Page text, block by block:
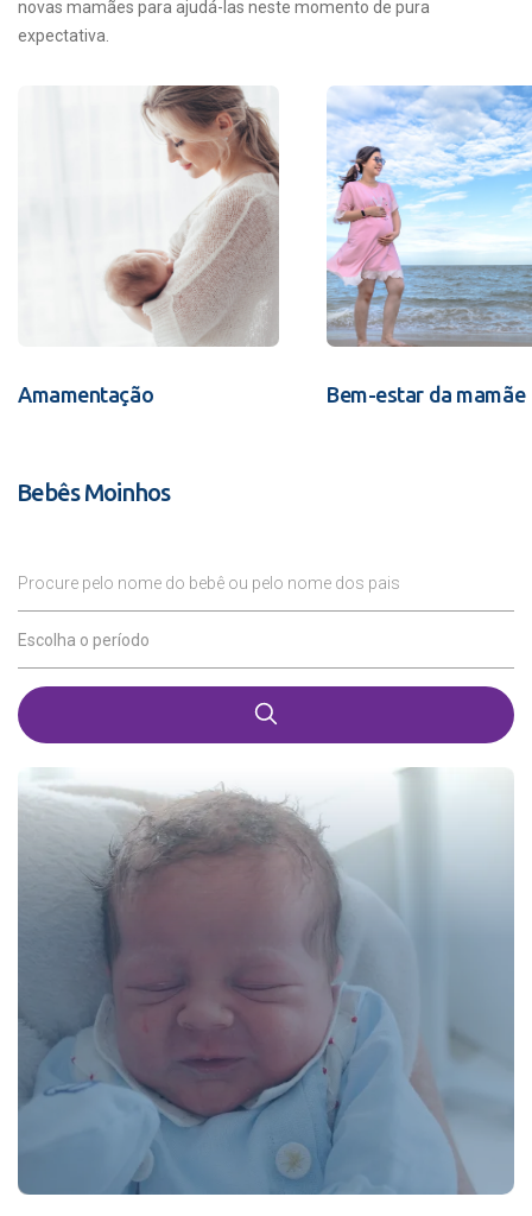
novas mamães para ajudá-las neste momento de pura
expectativa.
Amamentação Bem-estar da mamãe
Bebês Moinhos
Procure pelo nome do bebê ou pelo nome dos pais
Escolha o período